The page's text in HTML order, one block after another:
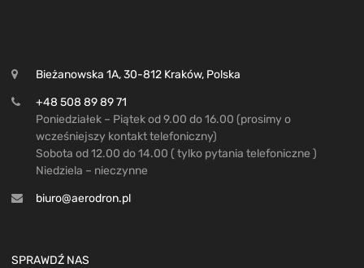
Bieżanowska 1A, 30-812 Kraków, Polska
+48 508 89 89 71
Poniedziałek – Piątek od 9.00 do 16.00 (prosimy o
wcześniejszy kontakt telefoniczny)
Sobota od 12.00 do 14.00 ( tylko pytania telefoniczne )
Niedziela – nieczynne
biuro@aerodron.pl
SPRAWDŹ NAS